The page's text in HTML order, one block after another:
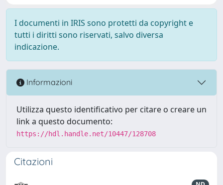
I documenti in IRIS sono protetti da copyright e
tutti i diritti sono riservati, salvo diversa
indicazione.
Informazioni
Utilizza questo identificativo per citare o creare un
link a questo documento:
https://hdl.handle.net/10447/128708
Citazioni